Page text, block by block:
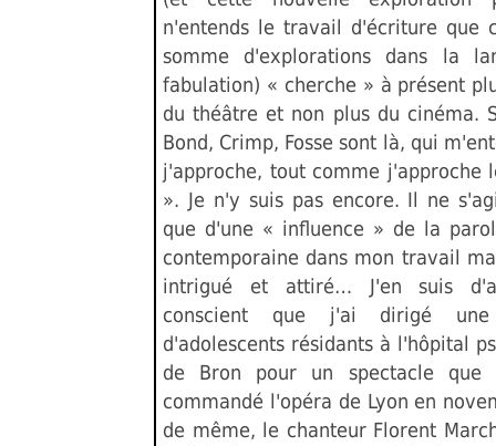
n'entends le travail d'écriture que
somme d'explorations dans la
fabulation) « cherche » à présent
du théâtre et non plus du cinéma.
Bond, Crimp, Fosse sont là, qui
j'approche, tout comme j'approche
». Je n'y suis pas encore. Il ne
que d'une « influence » de la
contemporaine dans mon travail
intrigué et attiré… J'en suis
conscient que j'ai dirigé une
d'adolescents résidants à l'hôpital
de Bron pour un spectacle que
commandé l'opéra de Lyon en
de même, le chanteur Florent